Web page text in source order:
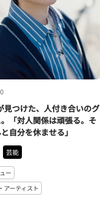
見つけた、人付き合いのグ
「対人関係は頑張る。そ
自分を休ませる」
芸能
ー
アーティスト